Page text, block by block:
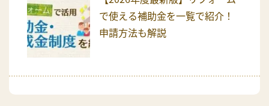
で使える補助金を一覧で紹介！
申請方法も解説